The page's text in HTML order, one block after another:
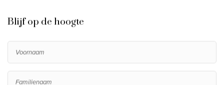
Blijf op de hoogte